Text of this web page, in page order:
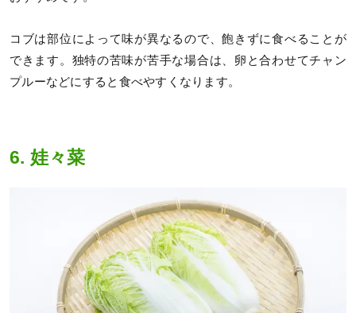
コブは部位によって味が異なるので、飽きずに食べることが
できます。独特の苦味が苦手な場合は、卵と合わせてチャン
プルーなどにすると食べやすくなります。
6. 娃々菜